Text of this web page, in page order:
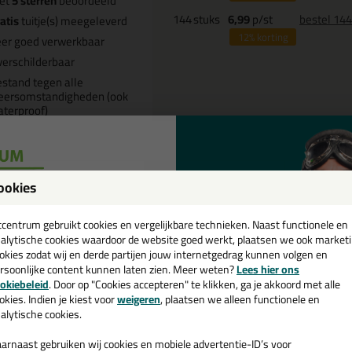
tuitje(s) meegeleverd
goed verwerkbaar
tegen alle
(ook
144stuks 6,99p/st
12%korting
bestel
Omschrijving
Fix All High Tack KOMO
je kit in een specifieke kleur? Gevonden! Deze high tack kit Soudal
voor verschillende toepassingen. Een duurzame en
kleur zoekt met gegarandeerd een topresultaat. Bestel de
nog! Op voorraad en op werkdagen besteld = morgen in huis.
je meer weten over de toepassing en kenmerken van dit product?
gebruikt cookies en vergelijkbare technieken. Naast functionele en
cookies waardoor de website goed werkt, plaatsen we ook
zodat wij en derde partijen jouw internetgedrag kunnen volgen en
content kunnen laten zien. Meer weten?Lees hier ons
. Door op "Cookies accepteren" te klikken, ga je akkoord met alle
Indien je kiest voorweigeren, plaatsen we alleen functionele en
cookies.
gebruiken wij cookies en mobiele advertentie-ID’s voor
💚
en ontvang een
€35,-bij je eerste bestelling!